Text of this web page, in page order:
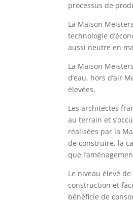
processus de
La Maison
technologie
aussi neutre en
La Maison
d’eau, hors d’air
élevées.
Les architectes
au terrain et
réalisées par la
de construire, la
que
Le niveau élevé
construction et
bénéficie de